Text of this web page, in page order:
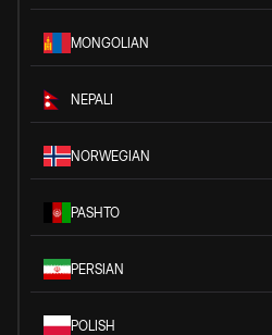
MONGOLIAN
NEPALI
NORWEGIAN
PASHTO
PERSIAN
POLISH